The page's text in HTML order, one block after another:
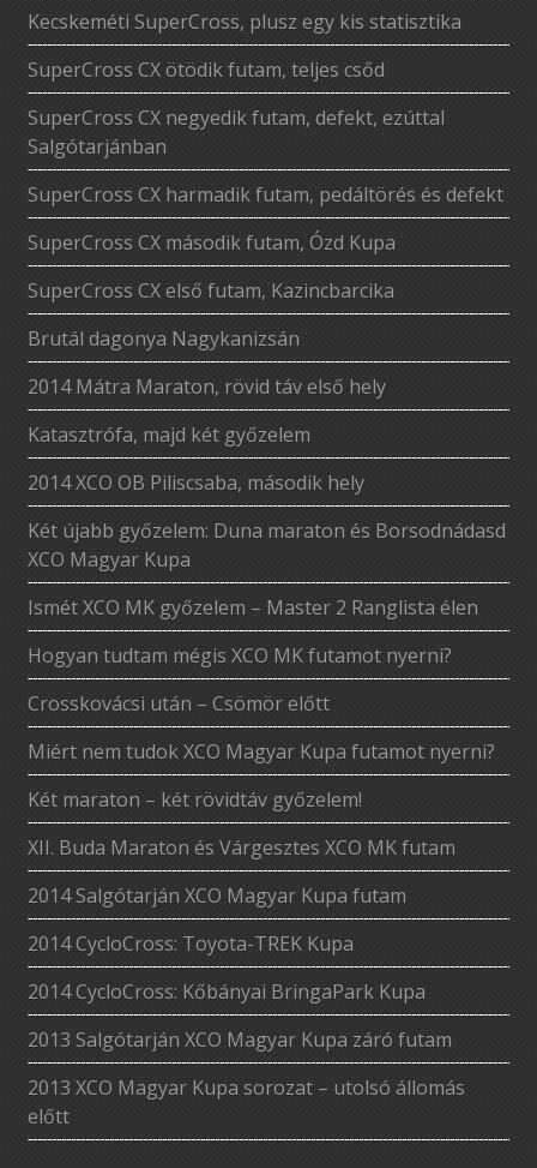
Kecskeméti SuperCross, plusz egy kis statisztika
SuperCross CX ötödik futam, teljes csőd
SuperCross CX negyedik futam, defekt, ezúttal
Salgótarjánban
SuperCross CX harmadik futam, pedáltörés és defekt
SuperCross CX második futam, Ózd Kupa
SuperCross CX első futam, Kazincbarcika
Brutál dagonya Nagykanizsán
2014 Mátra Maraton, rövid táv első hely
Katasztrófa, majd két győzelem
2014 XCO OB Piliscsaba, második hely
Két újabb győzelem: Duna maraton és Borsodnádasd
XCO Magyar Kupa
Ismét XCO MK győzelem – Master 2 Ranglista élen
Hogyan tudtam mégis XCO MK futamot nyerni?
Crosskovácsi után – Csömör előtt
Miért nem tudok XCO Magyar Kupa futamot nyerni?
Két maraton – két rövidtáv győzelem!
XII. Buda Maraton és Várgesztes XCO MK futam
2014 Salgótarján XCO Magyar Kupa futam
2014 CycloCross: Toyota-TREK Kupa
2014 CycloCross: Kőbányai BringaPark Kupa
2013 Salgótarján XCO Magyar Kupa záró futam
2013 XCO Magyar Kupa sorozat – utolsó állomás
előtt